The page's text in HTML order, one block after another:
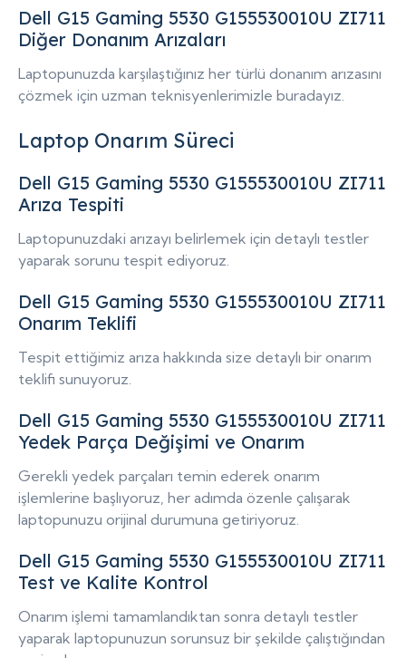
Dell G15 Gaming 5530 G155530010U ZI711
Diğer Donanım Arızaları
Laptopunuzda karşılaştığınız her türlü donanım arızasını
çözmek için uzman teknisyenlerimizle buradayız.
Laptop Onarım Süreci
Dell G15 Gaming 5530 G155530010U ZI711
Arıza Tespiti
Laptopunuzdaki arızayı belirlemek için detaylı testler
yaparak sorunu tespit ediyoruz.
Dell G15 Gaming 5530 G155530010U ZI711
Onarım Teklifi
Tespit ettiğimiz arıza hakkında size detaylı bir onarım
teklifi sunuyoruz.
Dell G15 Gaming 5530 G155530010U ZI711
Yedek Parça Değişimi ve Onarım
Gerekli yedek parçaları temin ederek onarım
işlemlerine başlıyoruz, her adımda özenle çalışarak
laptopunuzu orijinal durumuna getiriyoruz.
Dell G15 Gaming 5530 G155530010U ZI711
Test ve Kalite Kontrol
Onarım işlemi tamamlandıktan sonra detaylı testler
yaparak laptopunuzun sorunsuz bir şekilde çalıştığından